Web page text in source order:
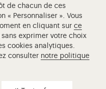
de Versailles
de chacun de ces
« Personnaliser ». Vous
en cliquant surce
exprimer votre choix
cookies analytiques.
consulter notre politique